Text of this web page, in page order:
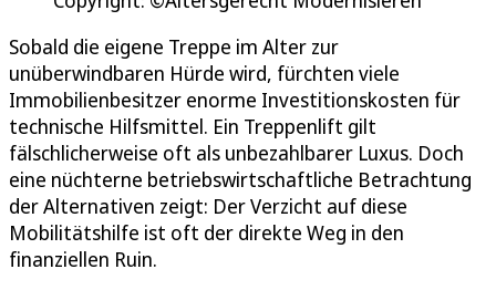
Sobald die eigene Treppe im Alter zur
unüberwindbaren Hürde wird, fürchten viele
Immobilienbesitzer enorme Investitionskosten für
technische Hilfsmittel. Ein Treppenlift gilt
fälschlicherweise oft als unbezahlbarer Luxus. Doch
eine nüchterne betriebswirtschaftliche Betrachtung
der Alternativen zeigt: Der Verzicht auf diese
Mobilitätshilfe ist oft der direkte Weg in den
finanziellen Ruin.